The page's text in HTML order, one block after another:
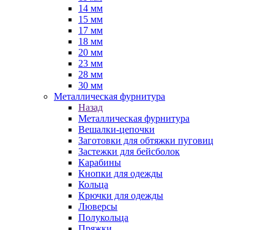
14 мм
15 мм
17 мм
18 мм
20 мм
23 мм
28 мм
30 мм
Металлическая фурнитура
Назад
Металлическая фурнитура
Вешалки-цепочки
Заготовки для обтяжки пуговиц
Застежки для бейсболок
Карабины
Кнопки для одежды
Кольца
Крючки для одежды
Люверсы
Полукольца